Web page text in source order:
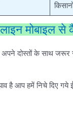
मोबाइल से
दोस्तों के साथ जरूर
है आप हमें निचे दिए